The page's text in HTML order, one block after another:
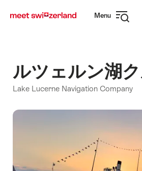
navigation
Menu
ルツェルン湖
Lake Lucerne Navigation Company